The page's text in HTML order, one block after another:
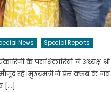
News Special Reports
के पदाधिकारियों ने अध्यक्ष श्री
रहे। मुख्यमंत्री ने प्रेस क्लब के नव
[…]